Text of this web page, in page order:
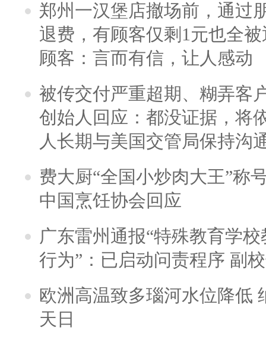
郑州一汉堡店撤场前，通过
退费，有顾客仅剩1元也全
顾客：言而有信，让人感动
被传交付严重超期、糊弄客
创始人回应：都没证据，将
人长期与美国交管局保持沟
费大厨“全国小炒肉大王”称
中国烹饪协会回应
广东雷州通报“特殊教育学
行为”：已启动问责程序 副
欧洲高温致多瑙河水位降低
天日